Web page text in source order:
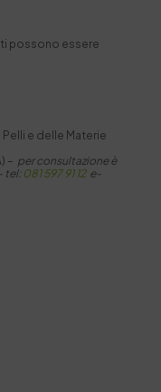
possono essere
e delle Materie
– per consultazione è
tel: 081 597 91 12e-